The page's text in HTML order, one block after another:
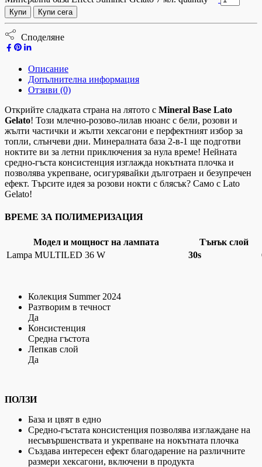
Купи Купи сега
Споделяне
Описание
Допълнителна информация
Отзиви (0)
Открийте сладката страна на лятото с Mineral Base Lato
Gelato! Този млечно-розово-лилав нюанс с бели, розови и
жълти частички и жълти хексагони е перфектният избор за
топли, слънчеви дни. Минералната база 2-в-1 ще подготви
ноктите ви за летни приключения за нула време! Нейната
средно-гъста консистенция изглажда нокътната плочка и
позволява укрепване, осигурявайки дълготраен и безупречен
ефект. Търсите идея за розови нокти с блясък? Само с Lato
Gelato!
ВРЕМЕ ЗА ПОЛИМЕРИЗАЦИЯ
Модел и мощност на лампата
Тънък слой
Lampa MULTILED 36 W
30s
Колекция Summer 2024
Разтворим в течност
Да
Консистенция
Средна гъстота
Лепкав слой
Да
ПОЛЗИ
База и цвят в едно
Средно-гъстата консистенция позволява изглаждане на
несъвършенствата и укрепване на нокътната плочка
Създава интересен ефект благодарение на различните
размери хексагони, включени в продукта